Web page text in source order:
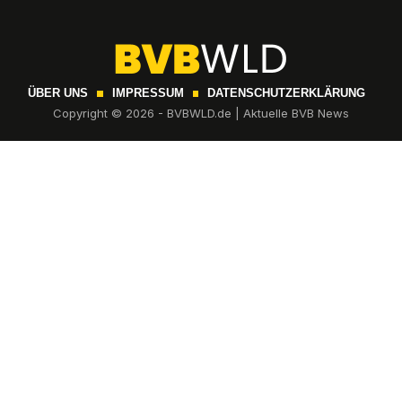
ÜBER UNS IMPRESSUM DATENSCHUTZERKLÄRUNG
Copyright © 2026 - BVBWLD.de | Aktuelle BVB News